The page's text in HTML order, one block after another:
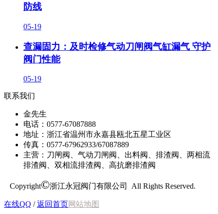
防线
05-19
查漏固力：及时检修气动刀闸阀气缸漏气 守护
阀门性能
05-19
联系我们
金先生
电话：0577-67087888
地址：浙江省温州市永嘉县瓯北五星工业区
传真：0577-67962933/67087889
主营：刀闸阀、气动刀闸阀、出料阀、排渣阀、两相流
排渣阀、双相流排渣阀、高抗磨排渣阀
Copyright©浙江永冠阀门有限公司 All Rights Reserved.
在线QQ /返回首页 网站地图